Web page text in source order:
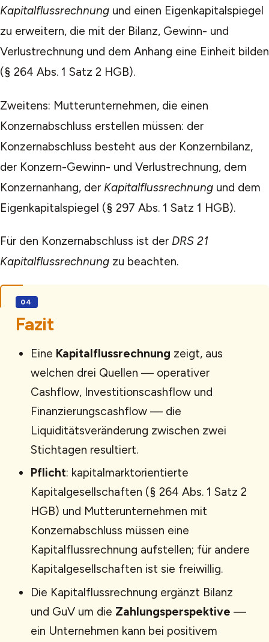
Kapitalflussrechnung und einen Eigenkapitalspiegel
zu erweitern, die mit der Bilanz, Gewinn- und
Verlustrechnung und dem Anhang eine Einheit bilden
(§ 264 Abs. 1 Satz 2 HGB).
Zweitens: Mutterunternehmen, die einen
Konzernabschluss erstellen müssen: der
Konzernabschluss besteht aus der Konzernbilanz,
der Konzern-Gewinn- und Verlustrechnung, dem
Konzernanhang, der Kapitalflussrechnung und dem
Eigenkapitalspiegel (§ 297 Abs. 1 Satz 1 HGB).
Für den Konzernabschluss ist der DRS 21
Kapitalflussrechnung zu beachten.
Fazit
Eine Kapitalflussrechnung zeigt, aus
welchen drei Quellen — operativer
Cashflow, Investitionscashflow und
Finanzierungscashflow — die
Liquiditätsveränderung zwischen zwei
Stichtagen resultiert.
Pflicht: kapitalmarktorientierte
Kapitalgesellschaften (§ 264 Abs. 1 Satz 2
HGB) und Mutterunternehmen mit
Konzernabschluss müssen eine
Kapitalflussrechnung aufstellen; für andere
Kapitalgesellschaften ist sie freiwillig.
Die Kapitalflussrechnung ergänzt Bilanz
und GuV um die Zahlungsperspektive —
ein Unternehmen kann bei positivem